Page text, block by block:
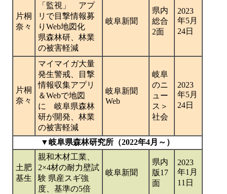
片桐
奈々
「監視」 アプ
リで目撃情報募
りWeb地図化
県森林研、林業
の被害軽減
岐阜新聞
県内
総合
2面
2023
年5月
24日
片桐
奈々
マイマイガ大量
発生警戒、目撃
情報収集アプリ
＆Webで地図
に 岐阜県森林
研が開発、林業
の被害軽減
岐阜新聞
Web
岐阜
のニ
ュー
ス＞
社会
2023
年5月
24日
▼岐阜県森林研究所（2022年4月～）
土肥
基生
親和木材工業、
2×4材の耐力壁試
験 県産スギ強
度、基準の5倍
岐阜新聞
県内
版17
面
2023
年1月
11日